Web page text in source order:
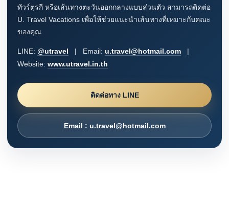
ทัวร์ตุรกี หรือเส้นทางตะวันออกกลางแบบส่วนตัว สามารถติดต่อ
U. Travel Vacations เพื่อให้ช่วยแนะนำเส้นทางที่เหมาะกับคณะ
ของคุณ
LINE: @utravel | Email: u.travel@hotmail.com |
Website: www.utravel.in.th
ติดต่อทาง LINE
Email : u.travel@hotmail.com